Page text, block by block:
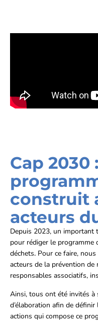
Cap 2030
construit
acteurs
Depuis 2023, un important
pour rédiger le programme
déchets. Pour ce faire,
acteurs de la prévention de
responsables associatifs,
Ainsi, tous ont été invités à
d’élaboration afin de
actions qui compose ce